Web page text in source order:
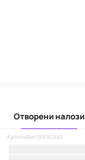
Отворени налози
КупитиАмт (RESOLV)